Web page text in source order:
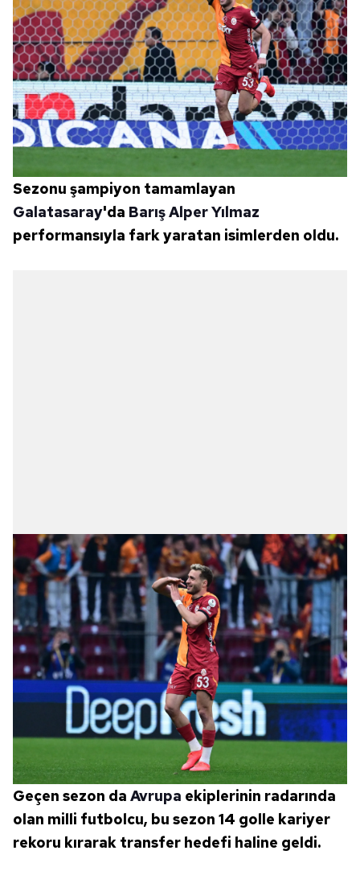
Sezonu şampiyon tamamlayan
Galatasaray'da Barış Alper Yılmaz
performansıyla fark yaratan isimlerden oldu.
Geçen sezon da Avrupa ekiplerinin radarında
olan milli futbolcu, bu sezon 14 golle kariyer
rekoru kırarak transfer hedefi haline geldi.